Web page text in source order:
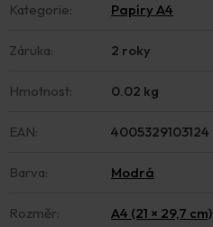
Kategorie: Papíry A4
Záruka: 2 roky
Hmotnost: 0.02 kg
EAN: 4005329103124
Barva: Modrá
Rozměr: A4 (21 × 29,7 cm)